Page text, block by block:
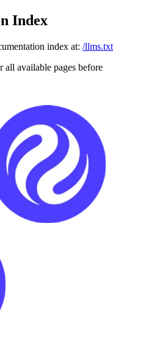
Index
index at: /llms.txt
all available pages before